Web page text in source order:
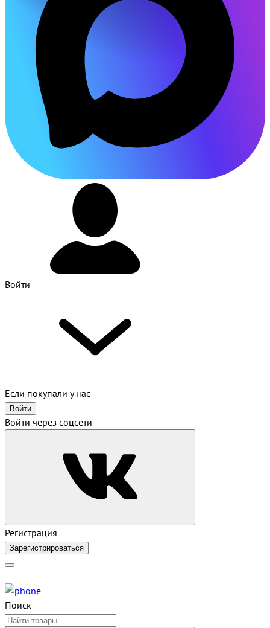
Войти
Если покупали у нас
Войти
Войти через соцсети
Регистрация
Зарегистрироваться
Поиск